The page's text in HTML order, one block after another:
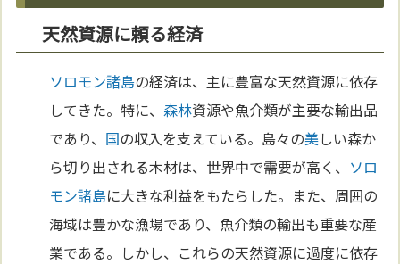
天然資源に頼る経済
ソロモン諸島の経済は、主に豊富な天然資源に依存
してきた。特に、森林資源や魚介類が主要な輸出品
であり、 国の収入を支えている。島々の美しい森か
ら切り出される木材は、世界中で需要が高く、 ソロ
モン諸島に大きな利益をもたらした。また、周囲の
海域は豊かな漁場であり、魚介類の輸出も重要な産
業である。しかし、これらの天然資源に過度に依存